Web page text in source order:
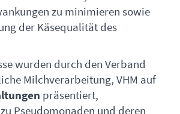
zu minimieren sowie
der Käsequalität des
wurden durch den Verband
Milchverarbeitung, VHM auf
präsentiert,
Pseudomonaden und deren